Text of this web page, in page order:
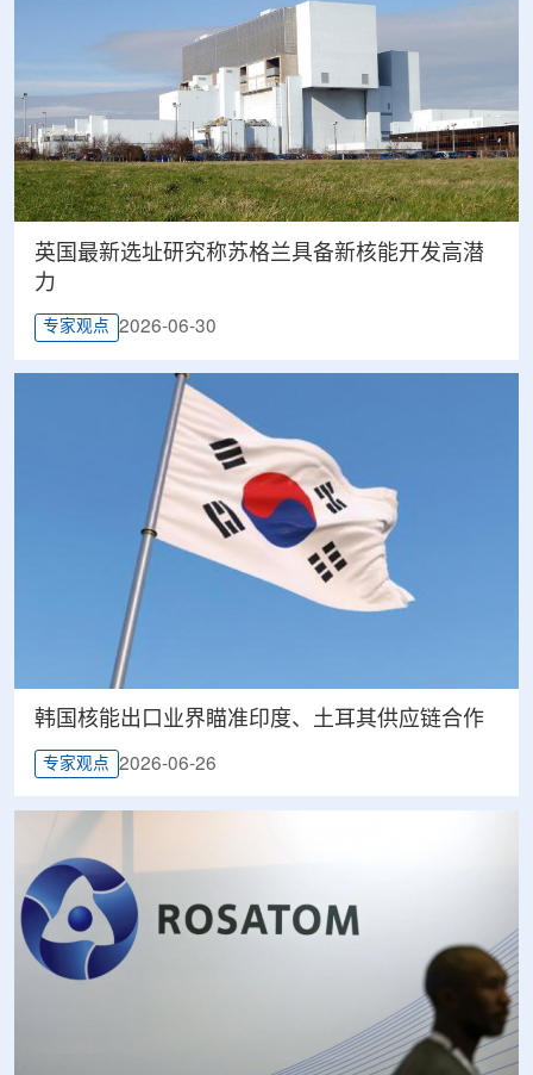
英国最新选址研究称苏格兰具备新核能开发高潜
力
专家观点 2026-06-30
韩国核能出口业界瞄准印度、土耳其供应链合作
专家观点 2026-06-26